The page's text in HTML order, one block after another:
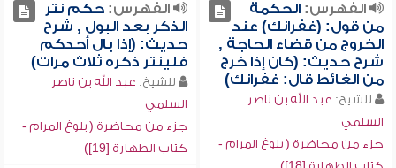
الفهرس:الحكمة
من قول: (غفرانك) عند
الخروج من قضاء الحاجة ,
شرح حديث: (كان إذا خرج
من الغائط قال: غفرانك)
للشيخ: عبد الله بن ناصر
السلمي
جزء من محاضرة ( بلوغ المرام -
الفهرس:حكم نتر
الذكر بعد البول , شرح
حديث: (إذا بال أحدكم
فلينتر ذكره ثلاث مرات)
للشيخ: عبد الله بن ناصر
السلمي
جزء من محاضرة ( بلوغ المرام -
كتاب الطهارة [19])